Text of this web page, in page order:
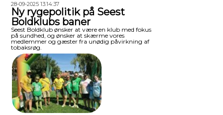
28-09-2025 13:14:37
Ny rygepolitik på Seest
Boldklubs baner
Seest Boldklub ønsker at være en klub med fokus
på sundhed, og ønsker at skærme vores
medlemmer og gæster fra unødig påvirkning af
tobaksrøg.